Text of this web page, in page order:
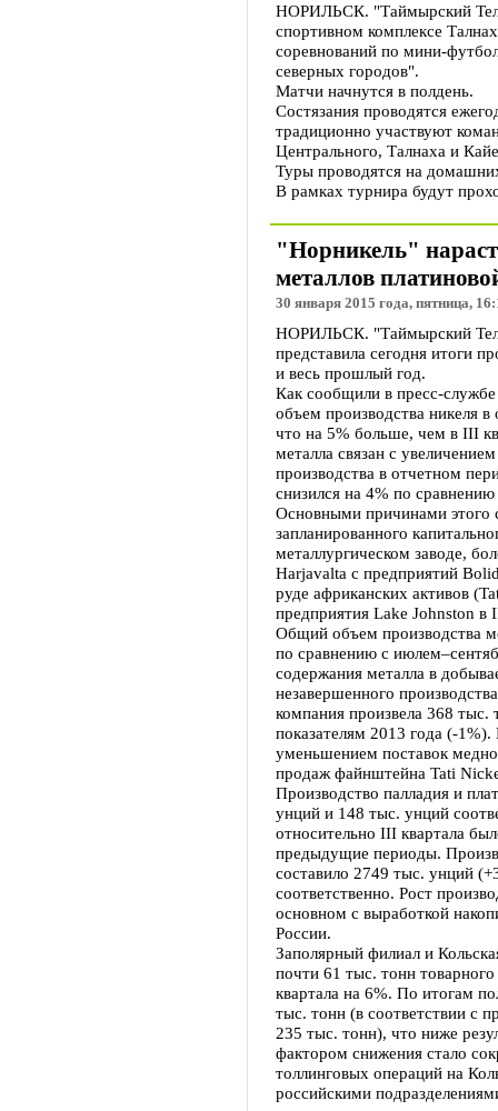
НОРИЛЬСК. "Таймырский
спортивном комплексе
соревнований по мини-
северных городов".
Матчи начнутся в полдень.
Состязания проводятся
традиционно участвуют
Центрального, Талнаха и
Туры проводятся на
В рамках турнира будут
"Норникель"
металлов
30 января 2015 года, пятница,
НОРИЛЬСК. "Таймырский
представила сегодня итоги
и весь прошлый год.
Как сообщили в пресс-
объем производства никеля
что на 5% больше, чем в III
металла связан с
производства в отчетном
снизился на 4% по
Основными причинами этого
запланированного
металлургическом заводе,
Harjavalta с предприятий
руде африканских активов
предприятия Lake Johnston в
Общий объем производства
по сравнению с
содержания металла в
незавершенного
компания произвела 368 тыс.
показателям 2013 года (-
уменьшением поставок
продаж файнштейна Tati
Производство палладия и
унций и 148 тыс. унций
относительно III квартала
предыдущие периоды.
составило 2749 тыс. унций
соответственно. Рост
основном с выработкой
России.
Заполярный филиал и
почти 61 тыс. тонн
квартала на 6%. По итогам
тыс. тонн (в соответствии с
235 тыс. тонн), что ниже
фактором снижения стало
толлинговых операций на
российскими